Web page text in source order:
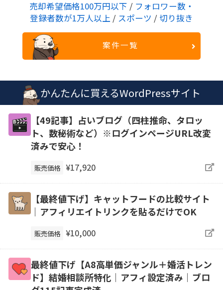
売却希望価格100万円以下 / フォロワー数・
登録者数が1万人以上 / スポーツ / 切り抜き
案件一覧
かんたんに買えるWordPressサイト
【49記事】占いブログ（四柱推命、タロッ
ト、数秘術など）※ログインページURL改変
済みで安心！
販売価格 ¥17,920
【最終値下げ】キャットフードの比較サイト
｜アフィリエイトリンクを貼るだけでOK
販売価格 ¥10,000
最終値下げ【A8高単価ジャンル＋婚活トレン
ド】結婚相談所特化｜アフィ設定済み｜ブロ